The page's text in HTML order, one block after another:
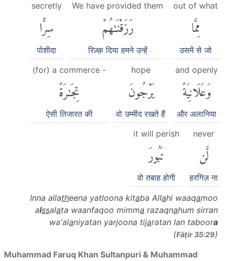
out of what
مِمَّا
उसमें से जो
We have provided them
رَزَقْنَٰهُمْ
रिज़्क़ दिया हमने उन्हें
secretly
سِرًّا
पोशीदा
and openly
وَعَلَانِيَةً
और अलानिया
hope
يَرْجُونَ
वो उम्मीद रखते हैं
(for) a commerce -
تِجَٰرَةً
ऐसी तिजारत की
never
لَّن
हरगिज़ ना
it will perish
تَبُورَ
वो तबाह होगी
Inna allatheena yatloona kitaba Allahi waaqamoo
alssalata waanfaqoo mimma razaqnahum sirran
wa'alaniyatan yarjoona tijaratan lan taboora
(Fāṭir 35:29)
Muhammad Faruq Khan Sultanpuri & Muhammad